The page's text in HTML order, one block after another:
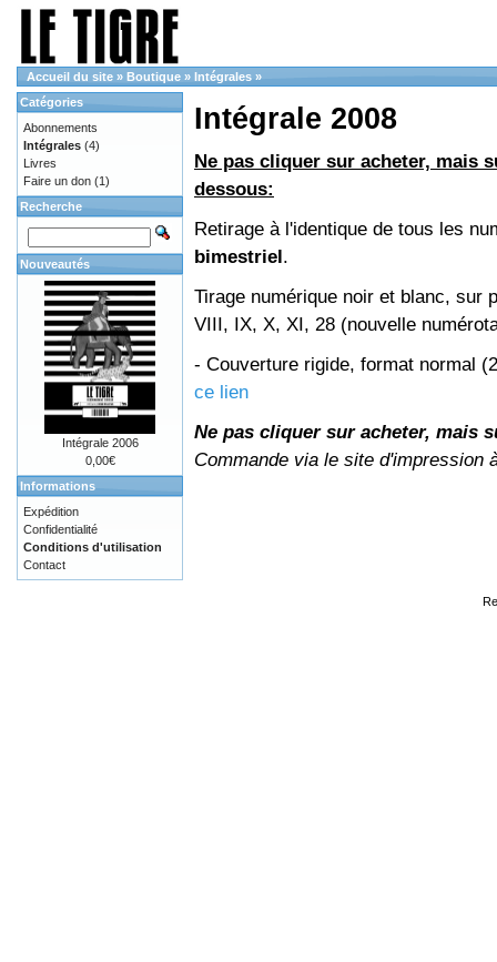
Accueil du site » Boutique » Intégrales »
Intégrale 2008
Ne pas cliquer sur acheter, mais
dessous:
Retirage à l'identique de tous les
bimestriel.
Tirage numérique noir et blanc, sur
VIII, IX, X, XI, 28 (nouvelle
- Couverture rigide, format normal
ce lien
Ne pas cliquer sur acheter, mais
Commande via le site d'impression
Catégories
Abonnements
Intégrales (4)
Livres
Faire un don (1)
Recherche
Nouveautés
Intégrale 2006
0,00€
Informations
Expédition
Confidentialité
Conditions d'utilisation
Contact